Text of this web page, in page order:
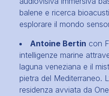
balene e ricerca
esplorare il mondo
Antoine Bertin con
intelligenze marine
laguna veneziana e il
pietra del Mediterraneo.
residenza avviata da